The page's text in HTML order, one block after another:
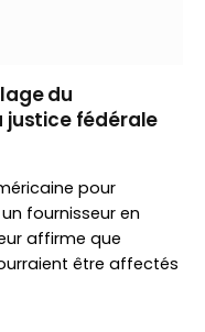
du
justice fédérale
pour
fournisseur en
affirme que
être affectés